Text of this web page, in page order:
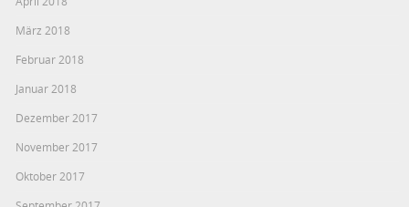
März 2018
Februar 2018
Januar 2018
Dezember 2017
November 2017
Oktober 2017